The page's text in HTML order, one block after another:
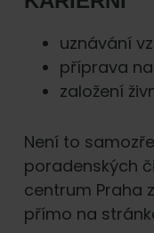
uznávání
příprava
založení
Není to
poradenských
centrum Praha
přímo na